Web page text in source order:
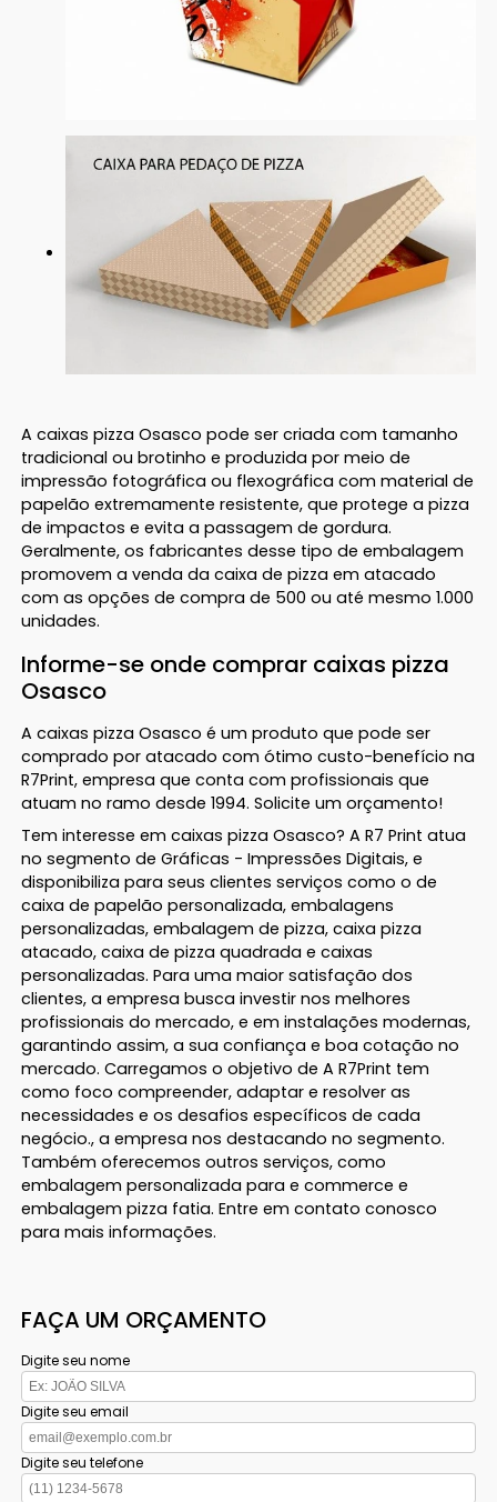
A caixas pizza Osasco pode ser criada com tamanho
tradicional ou brotinho e produzida por meio de
impressão fotográfica ou flexográfica com material de
papelão extremamente resistente, que protege a pizza
de impactos e evita a passagem de gordura.
Geralmente, os fabricantes desse tipo de embalagem
promovem a venda da caixa de pizza em atacado
com as opções de compra de 500 ou até mesmo 1.000
unidades.
Informe-se onde comprar caixas pizza
Osasco
A caixas pizza Osasco é um produto que pode ser
comprado por atacado com ótimo custo-benefício na
R7Print, empresa que conta com profissionais que
atuam no ramo desde 1994. Solicite um orçamento!
Tem interesse em caixas pizza Osasco? A R7 Print atua
no segmento de Gráficas - Impressões Digitais, e
disponibiliza para seus clientes serviços como o de
caixa de papelão personalizada, embalagens
personalizadas, embalagem de pizza, caixa pizza
atacado, caixa de pizza quadrada e caixas
personalizadas. Para uma maior satisfação dos
clientes, a empresa busca investir nos melhores
profissionais do mercado, e em instalações modernas,
garantindo assim, a sua confiança e boa cotação no
mercado. Carregamos o objetivo de A R7Print tem
como foco compreender, adaptar e resolver as
necessidades e os desafios específicos de cada
negócio., a empresa nos destacando no segmento.
Também oferecemos outros serviços, como
embalagem personalizada para e commerce e
embalagem pizza fatia. Entre em contato conosco
para mais informações.
FAÇA UM ORÇAMENTO
Digite seu nome
Digite seu email
Digite seu telefone